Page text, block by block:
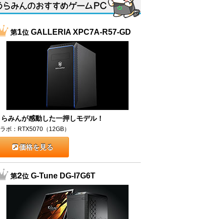
第1位GALLERIA XPC7A-R57-GD
みんが感動した一押しモデル！
ボ：RTX5070（12GB）
価格を見る
第2位G-Tune DG-I7G6T